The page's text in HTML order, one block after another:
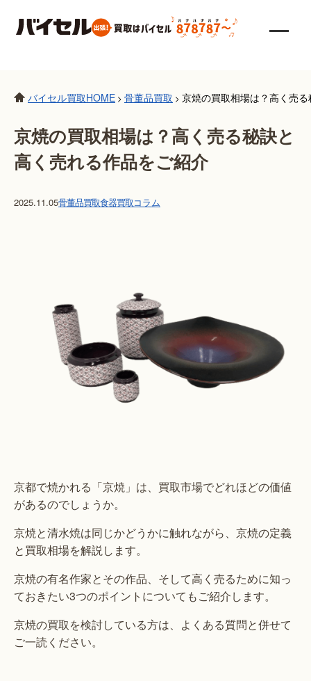
バイセル買取HOME > 骨董品買取 > 京焼の買取相場は？高く売
京焼の買取相場は？高く売る秘訣と
高く売れる作品をご紹介
2025.11.05骨董品買取食器買取コラム
京都で焼かれる「京焼」は、買取市場でどれほどの価値
があるのでしょうか。
京焼と清水焼は同じかどうかに触れながら、京焼の定義
と買取相場を解説します。
京焼の有名作家とその作品、そして高く売るために知っ
ておきたい3つのポイントについてもご紹介します。
京焼の買取を検討している方は、よくある質問と併せて
ご一読ください。